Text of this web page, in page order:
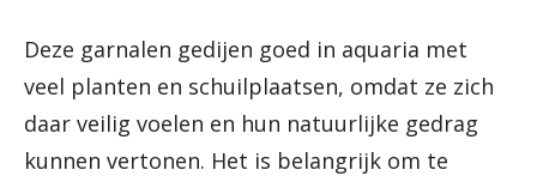
Deze garnalen gedijen goed in aquaria met
veel planten en schuilplaatsen, omdat ze zich
daar veilig voelen en hun natuurlijke gedrag
kunnen vertonen. Het is belangrijk om te